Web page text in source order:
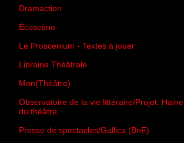
Dramaction
Écoscéno
Le Proscenium - Textes à jouer
Librairie Théâtrale
Mon(Théâtre)
Observatoire de la vie littéraire/Projet: Haine
du théâtre
Presse de spectacles/Gallica (BnF)